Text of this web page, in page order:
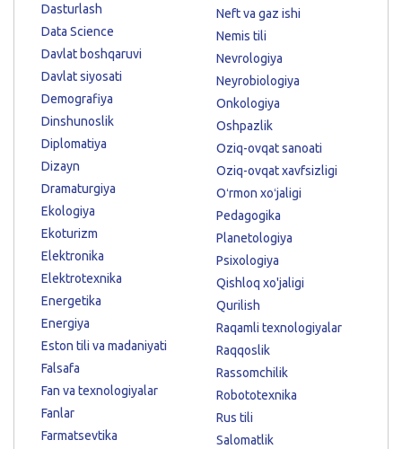
Dasturlash
Data Science
Davlat boshqaruvi
Davlat siyosati
Demografiya
Dinshunoslik
Diplomatiya
Dizayn
Dramaturgiya
Ekologiya
Ekoturizm
Elektronika
Elektrotexnika
Energetika
Energiya
Eston tili va madaniyati
Falsafa
Fan va texnologiyalar
Fanlar
Farmatsevtika
Neft va gaz ishi
Nemis tili
Nevrologiya
Neyrobiologiya
Onkologiya
Oshpazlik
Oziq-ovqat sanoati
Oziq-ovqat xavfsizligi
Oʻrmon xoʻjaligi
Pedagogika
Planetologiya
Psixologiya
Qishloq xo'jaligi
Qurilish
Raqamli texnologiyalar
Raqqoslik
Rassomchilik
Robototexnika
Rus tili
Salomatlik